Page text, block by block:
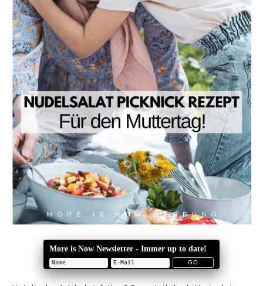
More is Now Newsletter - Immer up to date!